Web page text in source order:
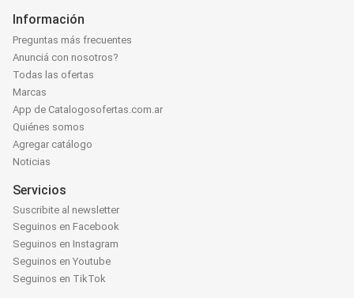
Información
Preguntas más frecuentes
Anunciá con nosotros?
Todas las ofertas
Marcas
App de Catalogosofertas.com.ar
Quiénes somos
Agregar catálogo
Noticias
Servicios
Suscribite al newsletter
Seguinos en Facebook
Seguinos en Instagram
Seguinos en Youtube
Seguinos en TikTok